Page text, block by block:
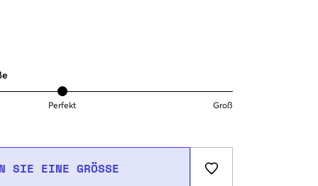
Perfekt Groß
SIE EINE GRÖSSE